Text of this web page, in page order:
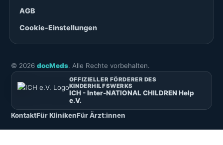
AGB
Cookie-Einstellungen
© 2026 docMeds. Alle Rechte vorbehalten.
OFFIZIELLER FÖRDERER DES
KINDERHILFSWERKS
ICH - Inter-NATIONAL CHILDREN Help
e.V.
KontaktFür KlinikenFür Ärzt:innen